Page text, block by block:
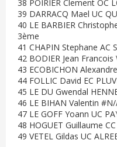
38 POIRIER Clement OC
39 DARRACQ Mael UC
40 LE BARBIER
3ème
41 CHAPIN Stephane AC
42 BODIER Jean Francois
43 ECOBICHON
44 FOLLIC David EC
45 LE DU Gwendal
46 LE BIHAN Valentin
47 LE GOFF Yoann UC
48 HOGUET Guillaume
49 VETEL Gildas UC